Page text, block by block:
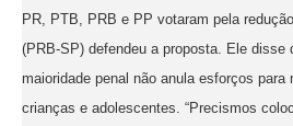
PR, PTB, PRB e PP votaram pela
(PRB-SP) defendeu a proposta. Ele disse
maioridade penal não anula esforços para
crianças e adolescentes. “Precismos